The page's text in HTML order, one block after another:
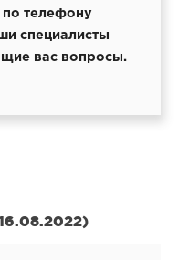
телефону
специалисты
вас вопросы.